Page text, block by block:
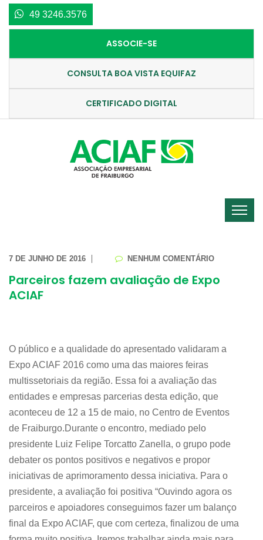
49 3246.3576
ASSOCIE-SE
CONSULTA BOA VISTA EQUIFAZ
CERTIFICADO DIGITAL
7 DE JUNHO DE 2016 NENHUM COMENTÁRIO
Parceiros fazem avaliação de Expo
ACIAF
O público e a qualidade do apresentado validaram a
Expo ACIAF 2016 como uma das maiores feiras
multissetoriais da região. Essa foi a avaliação das
entidades e empresas parcerias desta edição, que
aconteceu de 12 a 15 de maio, no Centro de Eventos
de Fraiburgo.Durante o encontro, mediado pelo
presidente Luiz Felipe Torcatto Zanella, o grupo pode
debater os pontos positivos e negativos e propor
iniciativas de aprimoramento dessa iniciativa. Para o
presidente, a avaliação foi positiva “Ouvindo agora os
parceiros e apoiadores conseguimos fazer um balanço
final da Expo ACIAF, que com certeza, finalizou de uma